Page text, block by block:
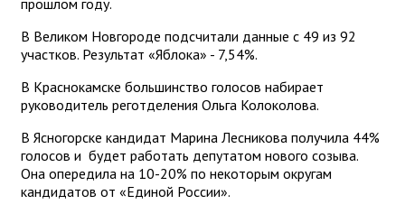
прошлом году.
В Великом Новгороде подсчитали данные с 49 из 92
участков. Результат «Яблока» - 7,54%.
В Краснокамске большинство голосов набирает
руководитель реготделения Ольга Колоколова.
В Ясногорске кандидат Марина Лесникова получила 44%
голосов и будет работать депутатом нового созыва.
Она опередила на 10-20% по некоторым округам
кандидатов от «Единой России».